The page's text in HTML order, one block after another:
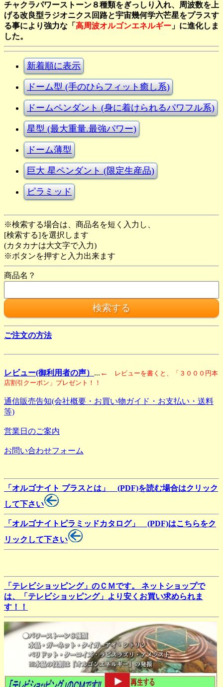
チャクラパワーストーン８種類をぎっしり入れ、周波数を上
げる改良型ラジオニクス回路と宇宙幾何学六芒星をプラスす
る事により強力な「 高周波オルゴンエネルギー 」に進化しま
した。
新着順に表示
ドーム型 (手のひらフィット癒し系)
ドームペンダント (身に着けられるパワフル系)
星型 (最大重量.最強パワー)
ドーム薄型
巨大 星ペンダント (限定生産品)
ピラミッド
※検索する場合は、商品名を短く入力し、
[検索する]を選択します
(カタカナは大文字で入力)
※ボタンを押すと入力出来ます
商品名？
ご注文の方法
レビュー(御利用者の声） ... ←
レビューを書くと、「３０００円本
店割引クーポン」プレゼント！！
通信販売告知(会社概要・お買い物ガイド・お支払い・送料
等)
営業日のご案内
お問い合わせフォーム
「オルゴナイト プラスとは」 (PDF)を読む場合はクリック
して下さい
「オルゴナイトピラミッドカタログ」 (PDF)はこちらをク
リックして下さい
「テレビショッピング」のＣＭです。 ネットショップで
は、「テレビショッピング」より安くお買い求められま
す！！